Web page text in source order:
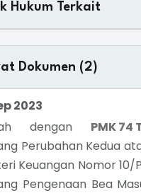
Hukum Terkait
Dokumen (2)
2023
dengan
PMK 74
Perubahan Kedua
Keuangan Nomor 10/
Pengenaan Bea